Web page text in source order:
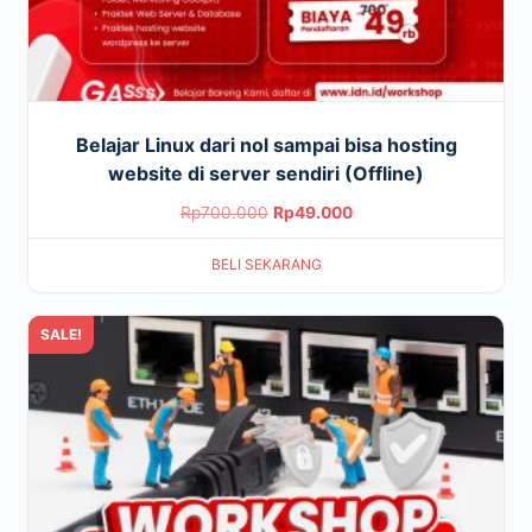
Belajar Linux dari nol sampai bisa hosting
website di server sendiri (Offline)
Rp700.000 Original
price
was:
Rp49.000Current
price
BELI SEKARANG
SALE!